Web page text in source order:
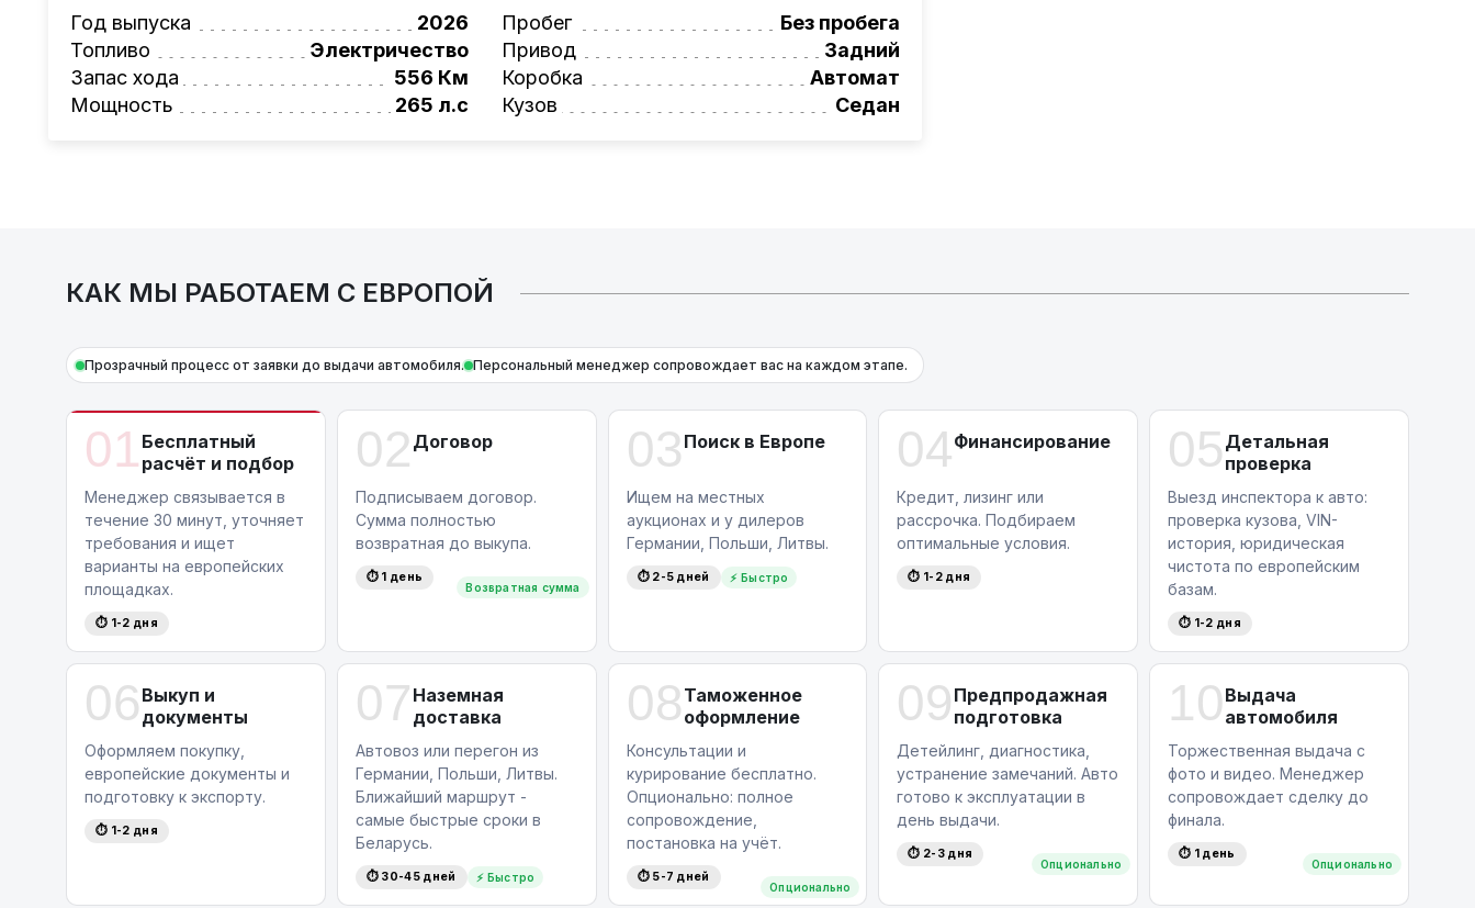
Также, для граждан РБ действует
лизинговая программа на НОВЫЕ автомобили.
Условия и подробности можно узнать по номеру:+375 (29) 689-20-20
AutoCapital
– просто доверьте работу профессионалам!
Год выпуска
2026
Топливо
Электричество
Запас хода
556 Км
Мощность
265 л.с
Пробег
Без пробега
Привод
Задний
Коробка
Автомат
Кузов
Седан
КАК МЫ РАБОТАЕМ С ЕВРОПОЙ
Прозрачный процесс от заявки до выдачи автомобиля. Персональный менеджер сопровождает вас на каждом этапе.
01 Бесплатный
расчёт и подбор
Менеджер связывается в
течение 30 минут, уточняет
требования и ищет
варианты на европейских
площадках.
⏱ 1-2 дня
02 Договор
Возвратная сумма
Подписываем договор.
Сумма полностью
возвратная до выкупа.
⏱ 1 день
03 Поиск в Европе
Ищем на местных
аукционах и у дилеров
Германии, Польши, Литвы.
⏱ 2-5 дней ⚡ Быстро
04Финансирование
Кредит, лизинг или
рассрочка. Подбираем
оптимальные условия.
⏱ 1-2 дня
05 Детальная
проверка
Выезд инспектора к авто:
проверка кузова, VIN-
история, юридическая
чистота по европейским
базам.
⏱ 1-2 дня
06 Выкуп и
документы
Оформляем покупку,
европейские документы и
подготовку к экспорту.
⏱ 1-2 дня
07 Наземная
доставка
Автовоз или перегон из
Германии, Польши, Литвы.
Ближайший маршрут -
самые быстрые сроки в
Беларусь.
⏱ 30-45 дней ⚡ Быстро
08 Таможенное
оформление
Опционально
Консультации и
курирование бесплатно.
Опционально: полное
сопровождение,
постановка на учёт.
⏱ 5-7 дней
09 Предпродажная
подготовка
Опционально
Детейлинг, диагностика,
устранение замечаний. Авто
готово к эксплуатации в
день выдачи.
⏱ 2-3 дня
10 Выдача
автомобиля
Опционально
Торжественная выдача с
фото и видео. Менеджер
сопровождает сделку до
финала.
⏱ 1 день